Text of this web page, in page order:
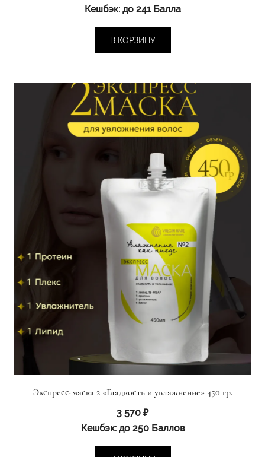
Кешбэк:до 241 Балла
В КОРЗИНУ
Экспресс-маска 2 «Гладкость и увлажнение» 450 гр.
3 570 ₽
Кешбэк:до 250 Баллов